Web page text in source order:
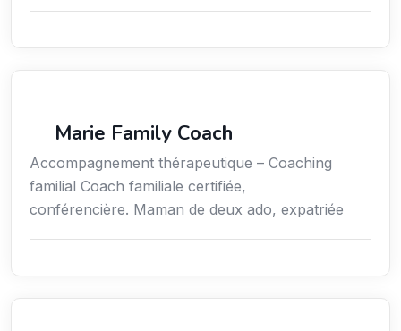
Marie Family Coach
Accompagnement thérapeutique – Coaching
familial Coach familiale certifiée,
conférencière. Maman de deux ado, expatriée